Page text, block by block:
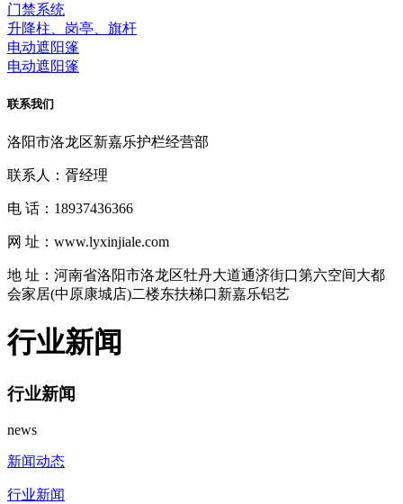
门禁系统
升降柱、岗亭、旗杆
电动遮阳篷
电动遮阳篷
联系我们
洛阳市洛龙区新嘉乐护栏经营部
联系人：胥经理
电 话：18937436366
网 址：www.lyxinjiale.com
地 址：河南省洛阳市洛龙区牡丹大道通济街口第六空间大都
会家居(中原康城店)二楼东扶梯口新嘉乐铝艺
行业新闻
行业新闻
news
新闻动态
行业新闻